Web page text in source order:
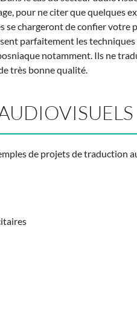
pour ne citer que quelques
se chargeront de confier
parfaitement les
notamment. Ils ne
très bonne qualité.
de projets de traduction